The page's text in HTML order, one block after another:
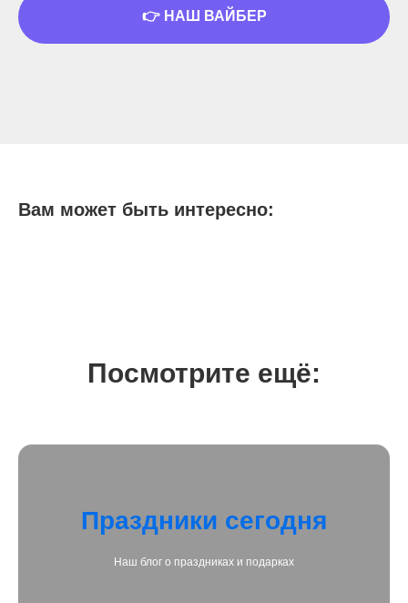
👉 НАШ ВАЙБЕР
Вам может быть интересно:
Посмотрите ещё:
Праздники сегодня
Наш блог о праздниках и подарках